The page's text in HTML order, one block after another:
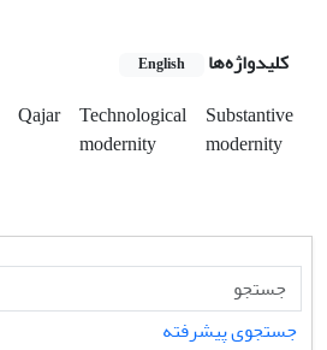
کلیدواژه‌ها English
Qajar Technological
modernity
Substantive
modernity
جستجوی پیشرفته